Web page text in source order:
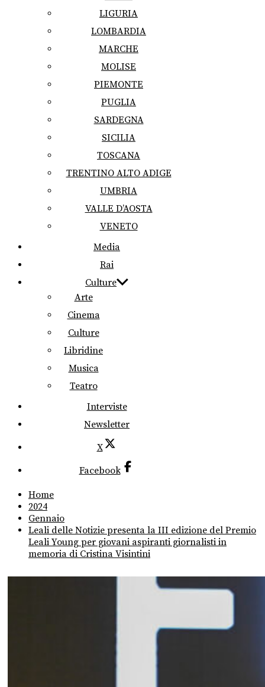
LIGURIA
LOMBARDIA
MARCHE
MOLISE
PIEMONTE
PUGLIA
SARDEGNA
SICILIA
TOSCANA
TRENTINO ALTO ADIGE
UMBRIA
VALLE D’AOSTA
VENETO
Media
Rai
Culture
Arte
Cinema
Culture
Libridine
Musica
Teatro
Interviste
Newsletter
X
Facebook
Home
2024
Gennaio
Leali delle Notizie presenta la III edizione del Premio
Leali Young per giovani aspiranti giornalisti in
memoria di Cristina Visintini